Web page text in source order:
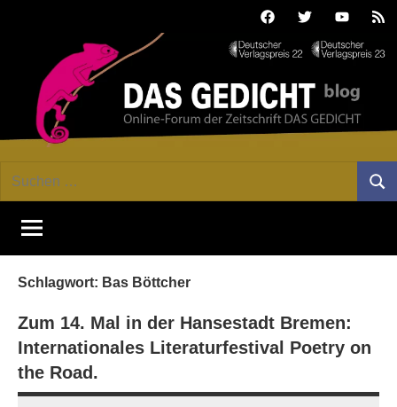
FacebookTwitterYoutube
GEDICHT
blog
Forum
von
DAS
Essay
Kritik
Suchen
Schlagwort: Bas Böttcher
Zum 14. Mal in der Hansestadt Bremen:
Internationales Literaturfestival Poetry on
the Road.